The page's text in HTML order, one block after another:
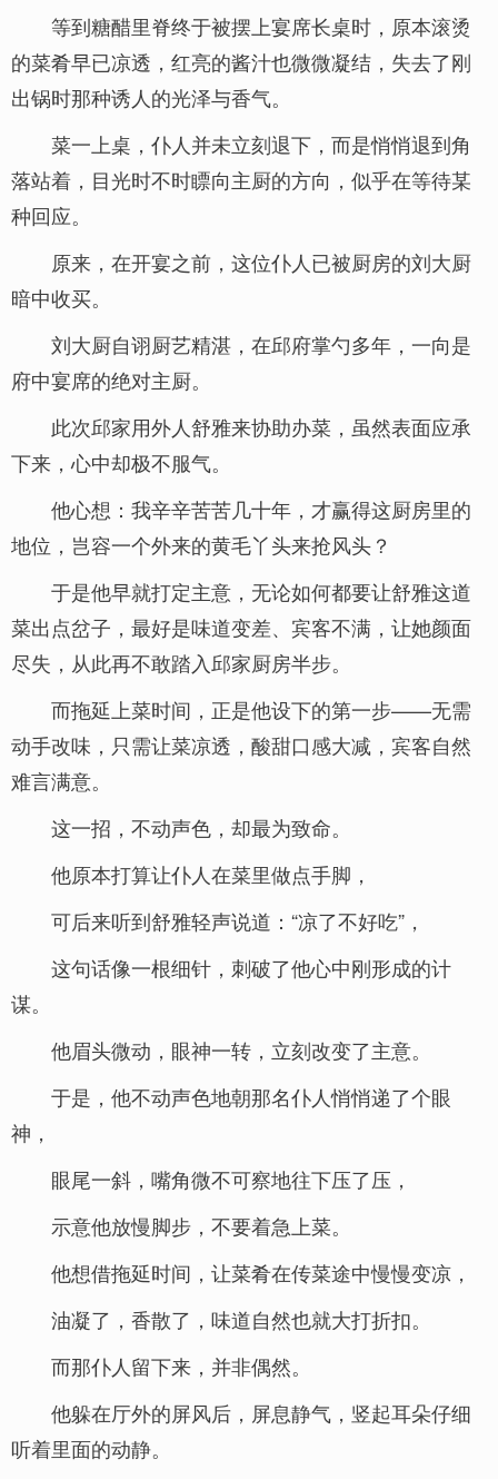
等到糖醋里脊终于被摆上宴席长桌时，原本滚烫
的菜肴早已凉透，红亮的酱汁也微微凝结，失去了刚
出锅时那种诱人的光泽与香气。
菜一上桌，仆人并未立刻退下，而是悄悄退到角
落站着，目光时不时瞟向主厨的方向，似乎在等待某
种回应。
原来，在开宴之前，这位仆人已被厨房的刘大厨
暗中收买。
刘大厨自诩厨艺精湛，在邱府掌勺多年，一向是
府中宴席的绝对主厨。
此次邱家用外人舒雅来协助办菜，虽然表面应承
下来，心中却极不服气。
他心想：我辛辛苦苦几十年，才赢得这厨房里的
地位，岂容一个外来的黄毛丫头来抢风头？
于是他早就打定主意，无论如何都要让舒雅这道
菜出点岔子，最好是味道变差、宾客不满，让她颜面
尽失，从此再不敢踏入邱家厨房半步。
而拖延上菜时间，正是他设下的第一步——无需
动手改味，只需让菜凉透，酸甜口感大减，宾客自然
难言满意。
这一招，不动声色，却最为致命。
他原本打算让仆人在菜里做点手脚，
可后来听到舒雅轻声说道：“凉了不好吃”，
这句话像一根细针，刺破了他心中刚形成的计
谋。
他眉头微动，眼神一转，立刻改变了主意。
于是，他不动声色地朝那名仆人悄悄递了个眼
神，
眼尾一斜，嘴角微不可察地往下压了压，
示意他放慢脚步，不要着急上菜。
他想借拖延时间，让菜肴在传菜途中慢慢变凉，
油凝了，香散了，味道自然也就大打折扣。
而那仆人留下来，并非偶然。
他躲在厅外的屏风后，屏息静气，竖起耳朵仔细
听着里面的动静。